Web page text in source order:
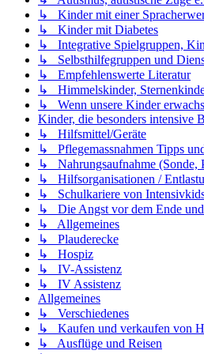
↳ Kinder mit einer
↳ Kinder mit Diabetes
↳ Integrative Spielgruppen,
↳ Selbsthilfegruppen und
↳ Empfehlenswerte Literatur
↳ Himmelskinder,
↳ Wenn unsere Kinder
Kinder, die besonders intensive
↳ Hilfsmittel/Geräte
↳ Pflegemassnahmen Tipps
↳ Nahrungsaufnahme (Sonde,
↳ Hilfsorganisationen /
↳ Schulkariere von
↳ Die Angst vor dem Ende und
↳ Allgemeines
↳ Plauderecke
↳ Hospiz
↳ IV-Assistenz
↳ IV Assistenz
Allgemeines
↳ Verschiedenes
↳ Kaufen und verkaufen von
↳ Ausflüge und Reisen